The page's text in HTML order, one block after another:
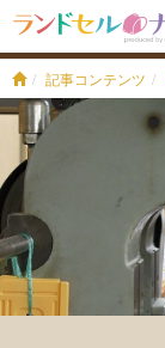
記事コンテンツ